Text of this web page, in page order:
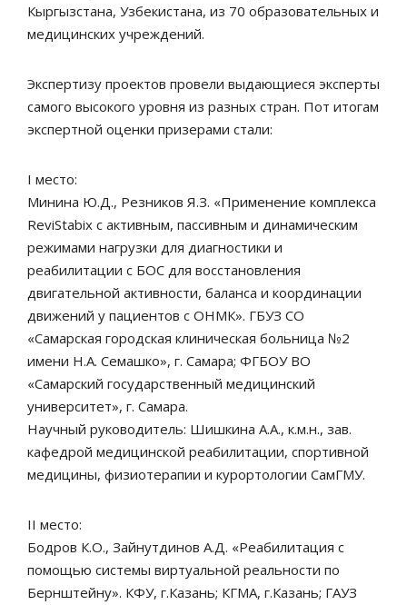
Кыргызстана, Узбекистана, из 70 образовательных и
медицинских учреждений.
Экспертизу проектов провели выдающиеся эксперты
самого высокого уровня из разных стран. Пот итогам
экспертной оценки призерами стали:
I место:
Минина Ю.Д., Резников Я.З. «Применение комплекса
ReviStabix с активным, пассивным и динамическим
режимами нагрузки для диагностики и
реабилитации с БОС для восстановления
двигательной активности, баланса и координации
движений у пациентов с ОНМК». ГБУЗ СО
«Самарская городская клиническая больница №2
имени Н.А. Семашко», г. Самара; ФГБОУ ВО
«Самарский государственный медицинский
университет», г. Самара.
Научный руководитель: Шишкина А.А., к.м.н., зав.
кафедрой медицинской реабилитации, спортивной
медицины, физиотерапии и курортологии СамГМУ.
II место:
Бодров К.О., Зайнутдинов А.Д. «Реабилитация с
помощью системы виртуальной реальности по
Бернштейну». КФУ, г.Казань; КГМА, г.Казань; ГАУЗ